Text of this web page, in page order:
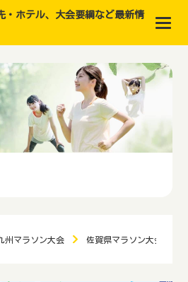
・ホテル、大会要綱など最新情
州マラソン大会 佐賀県マラソン大会